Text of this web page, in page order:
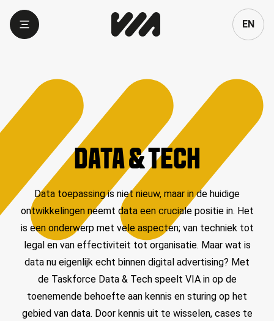
EN
DATA & TECH
Data toepassing is niet nieuw, maar in de huidige
ontwikkelingen neemt data een cruciale positie in. Het
is een onderwerp met vele aspecten; van techniek tot
legal en van effectiviteit tot organisatie. Maar wat is
data nu eigenlijk echt binnen digital advertising? Met
de Taskforce Data & Tech speelt VIA in op de
toenemende behoefte aan kennis en sturing op het
gebied van data. Door kennis uit te wisselen, cases te